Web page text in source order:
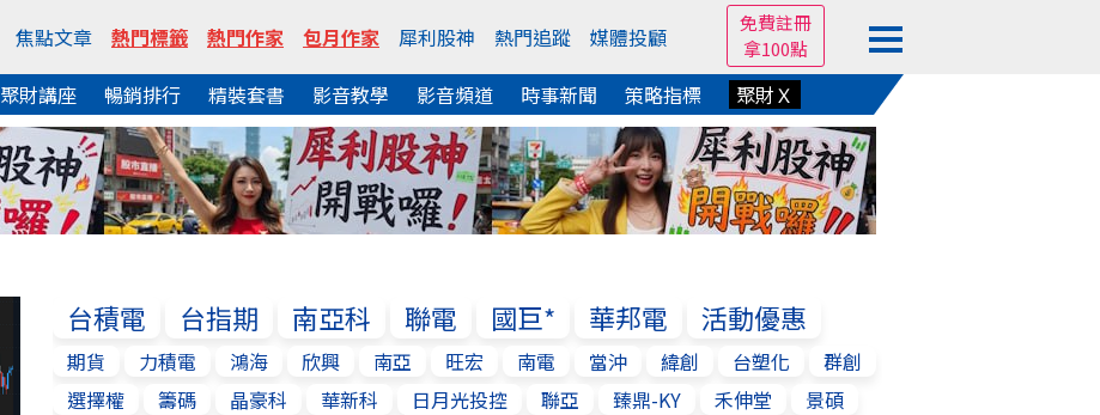
焦點文章 熱門標籤 熱門作家 包月作家 犀利股神 熱門追蹤 媒體投顧
免費註冊
拿100點
聚財講座 暢銷排行 精裝套書 影音教學 影音頻道 時事新聞 策略指標 聚財Ｘ
台積電 台指期 南亞科 聯電 國巨* 華邦電 活動優惠
期貨 力積電 鴻海 欣興 南亞 旺宏 南電 當沖 緯創 台塑化
群創
選擇權
籌碼 晶豪科 華新科 日月光投控 聯亞 臻鼎-KY 禾伸堂
景碩